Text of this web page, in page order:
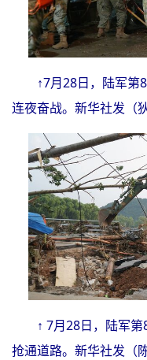
↑7月28日，陆军第
连夜奋战。新华社发（
↑ 7月28日，陆军
抢通道路。新华社发（